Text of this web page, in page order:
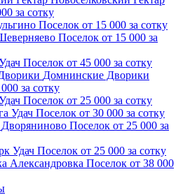
за сотку
Поселок от 15 000 за сотку
Поселок от 15 000 за
Поселок от 45 000 за сотку
Домнинские Дворики
за сотку
Поселок от 25 000 за сотку
Удач Поселок от 30 000 за сотку
Дворяниново Поселок от 25 000 за
Удач Поселок от 25 000 за сотку
Александровка Поселок от 38 000